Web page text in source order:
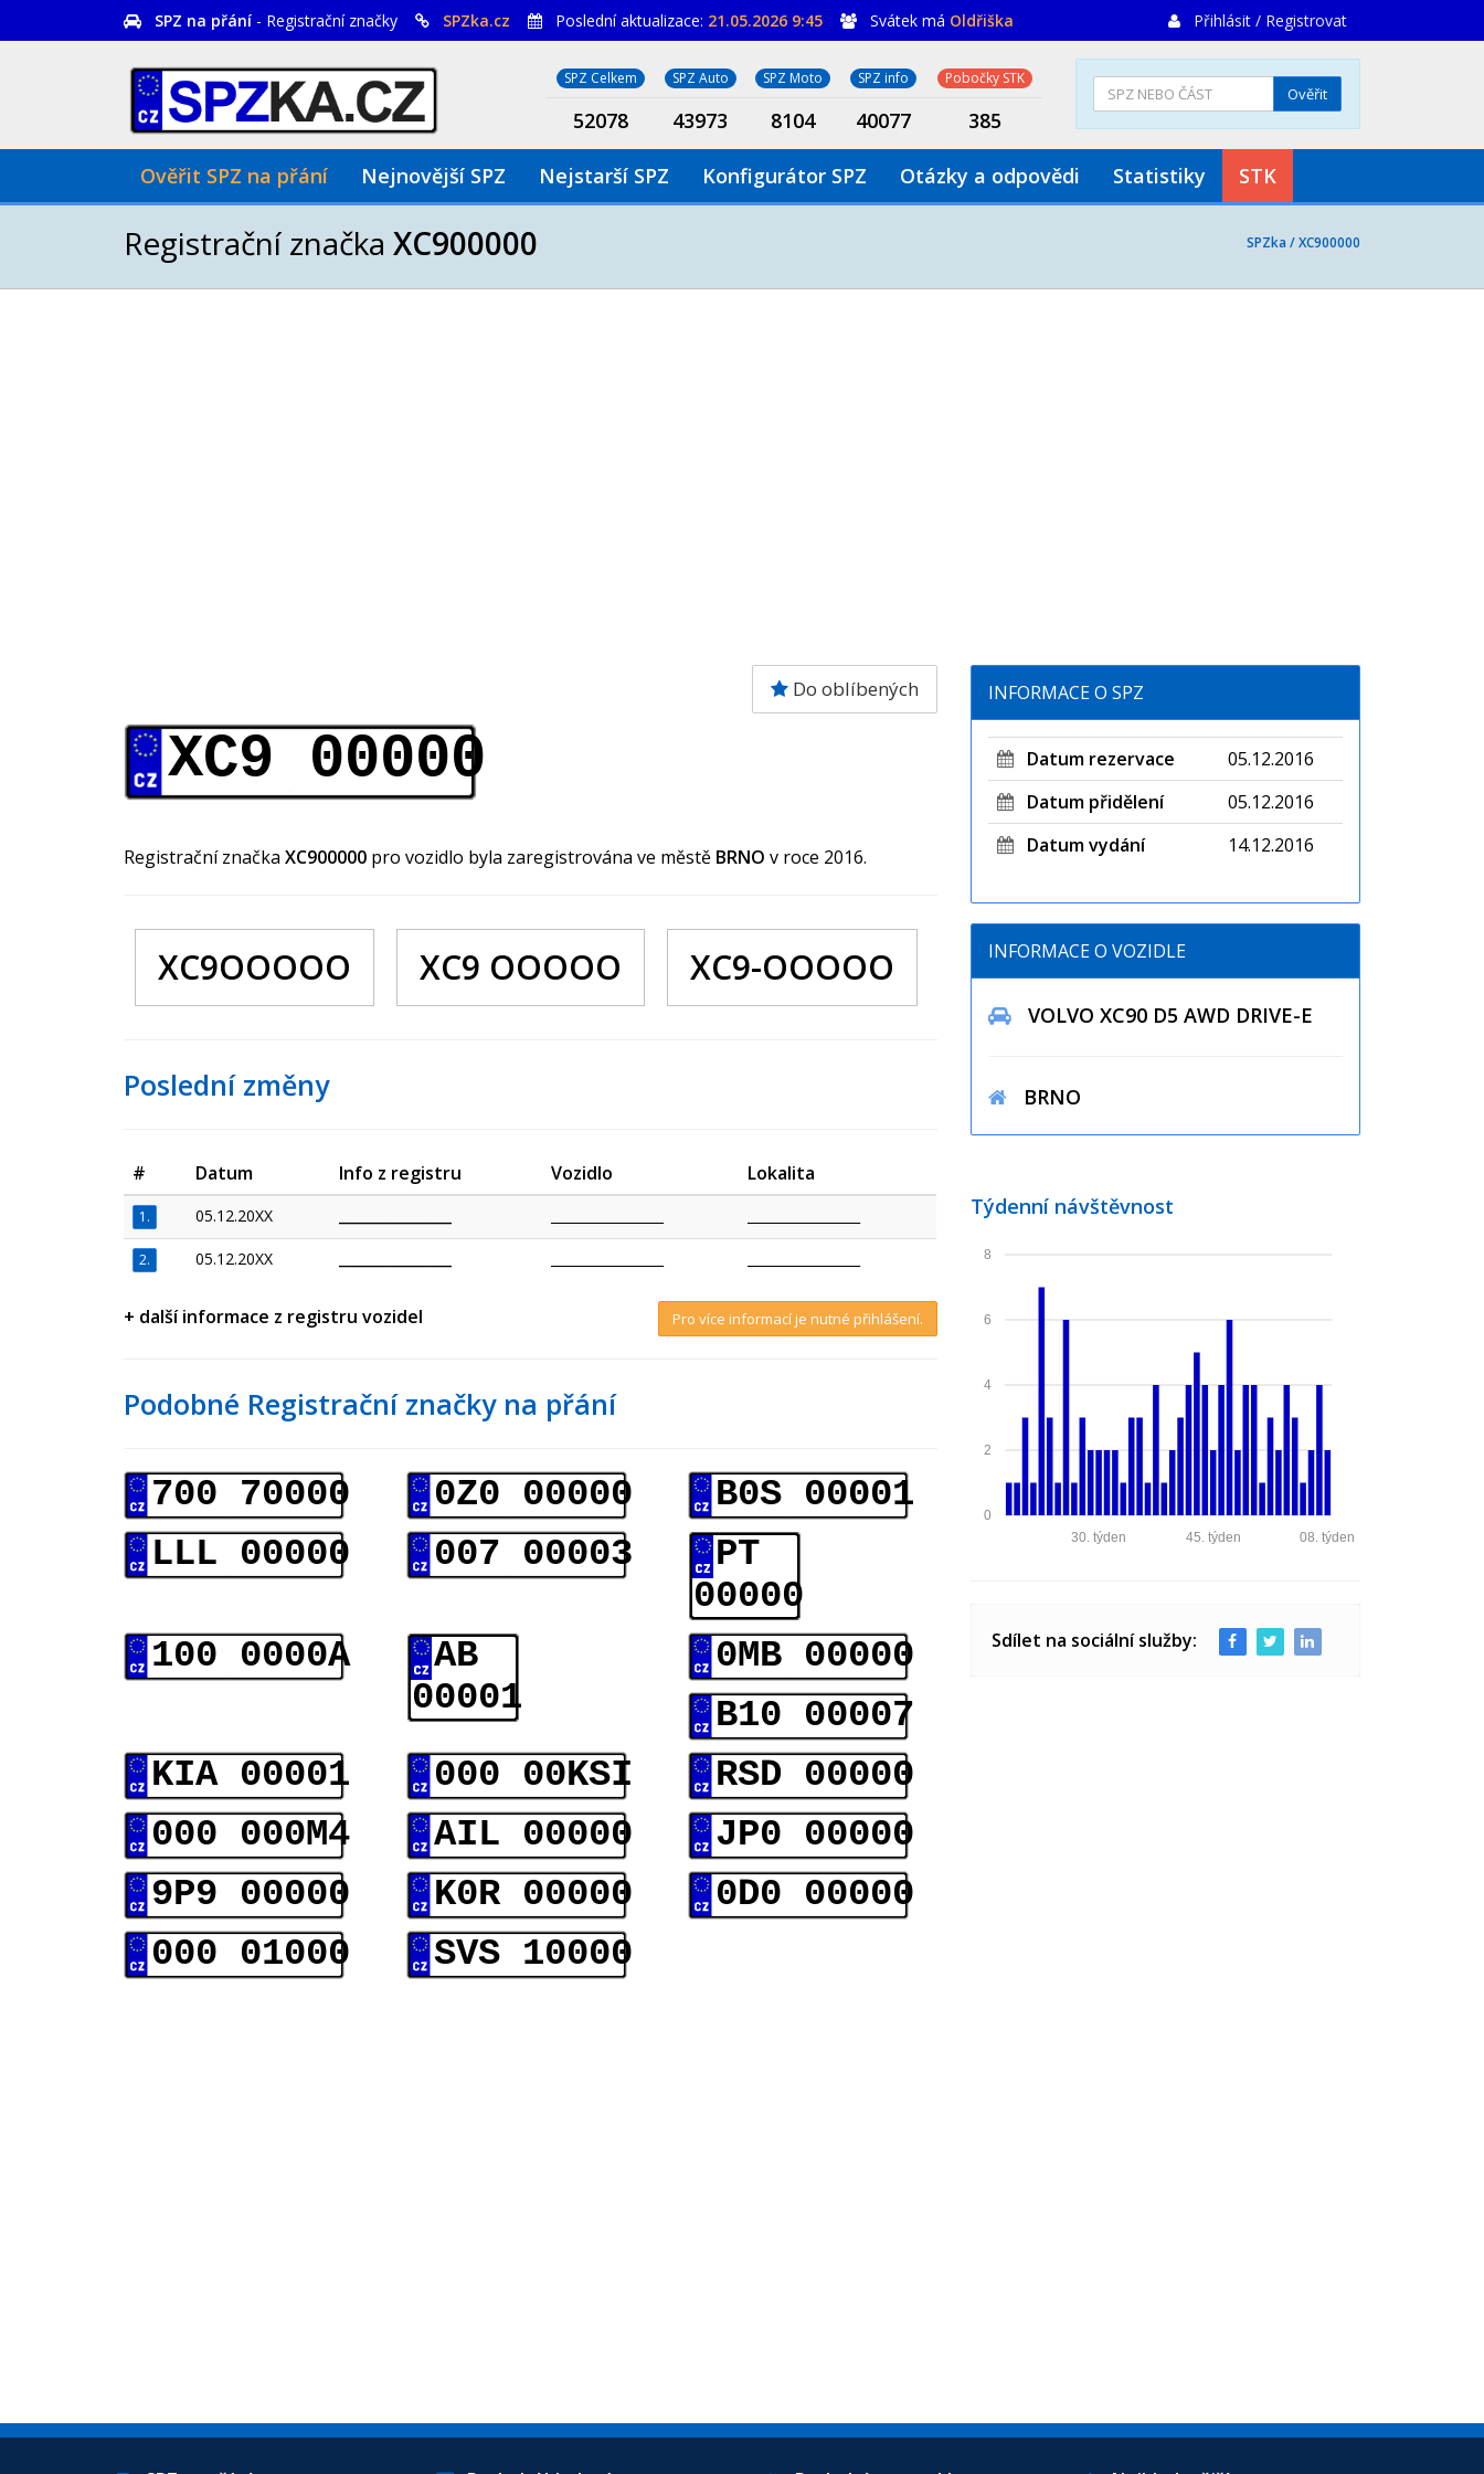
SPZ na přání - Registrační značky SPZka.cz Poslední aktualizace: 21.05.2026 9:45 Svátek má Oldřiška Přihlásit / Registrovat
SPZ Celkem SPZ Auto SPZ Moto SPZ info Pobočky STK
52078 43973 8104 40077 385
Ověřit
Ověřit SPZ na přání Nejnovější SPZ Nejstarší SPZ Konfigurátor SPZ Otázky a odpovědi Statistiky STK
Registrační značka XC900000 SPZka /XC900000
Do oblíbených
XC9 00000
Registrační značka XC900000 pro vozidlo byla zaregistrována ve městě BRNO v roce 2016.
XC9OOOOO XC9 OOOOO XC9-OOOOO
Poslední změny
# Datum Info z registru Vozidlo Lokalita
1. 05.12.20XX
2. 05.12.20XX
+ další informace z registru vozidel Pro více informací je nutné přihlášení.
Podobné Registrační značky na přání
700 70000 0Z0 00000
B0S 00001
LLL 00000
007 00003
PT
00000
100 0000A
AB
00001
0MB 00000
B10 00007
KIA 00001
000 00KSI
RSD 00000
000 000M4
AIL 00000
JP0 00000
9P9 00000
K0R 00000
0D0 00000
000 01000
SVS 10000
INFORMACE O SPZ
Datum rezervace
05.12.2016
Datum přidělení
05.12.2016
Datum vydání
14.12.2016
INFORMACE O VOZIDLE
VOLVO XC90 D5 AWD DRIVE-E
BRNO
Týdenní návštěvnost
0
2
4
6
8
08. týden
45. týden
30. týden
Sdílet na sociální služby: